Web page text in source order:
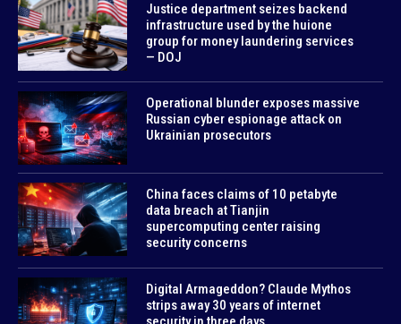
Justice department seizes backend
infrastructure used by the huione
group for money laundering services
— DOJ
Operational blunder exposes massive
Russian cyber espionage attack on
Ukrainian prosecutors
China faces claims of 10 petabyte
data breach at Tianjin
supercomputing center raising
security concerns
Digital Armageddon? Claude Mythos
strips away 30 years of internet